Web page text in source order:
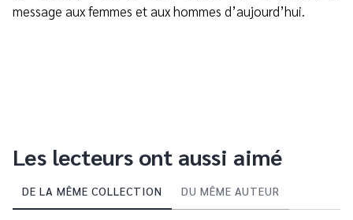
message aux femmes et aux hommes d’aujourd’hui.
Les lecteurs ont aussi aimé
DE LA MÊME COLLECTION DU MÊME AUTEUR